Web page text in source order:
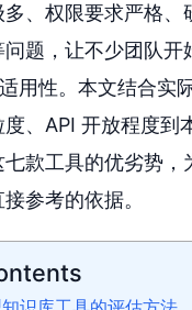
多、权限要求严格、
题，让不少团队开
用性。本文结合实
、API 开放程度到
款工具的优劣势，
参考的依据。